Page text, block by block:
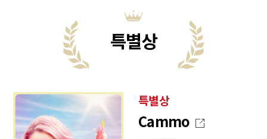
특별상
특별상
Cammo